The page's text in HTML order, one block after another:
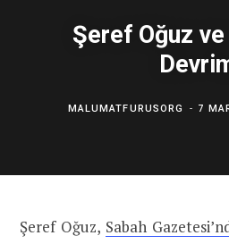
Şeref Oğuz
MALUMATFURUSORG 7
Şeref Oğuz, Sabah